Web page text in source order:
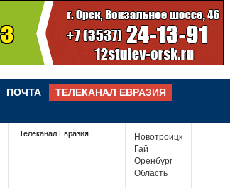
ПОЧТА ТЕЛЕКАНАЛ ЕВРАЗИЯ
Телеканал Евразия
Новотроицк
Гай
Оренбург
Область